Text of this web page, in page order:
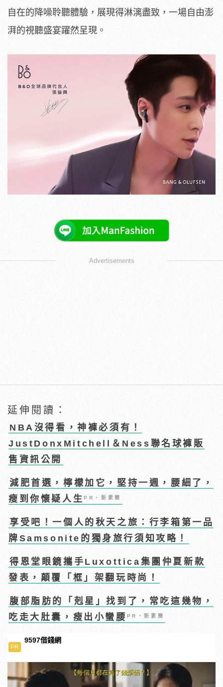
自在的降噪聆聽體驗，展現得淋漓盡致，一場自由澎
湃的視聽盛宴躍然呈現。
Advertisements
延伸閱讀：
NBA沒得看，神褲必須有！
JustDonxMitchell＆Ness聯名球褲販
售資訊公開
減肥首選，檸檬加它，堅持一週，腰細了，
瘦到你懷疑人生PR・新素簡
享受吧！一個人的秋天之旅：行李箱第一品
牌Samsonite的獨身旅行須知攻略！
得恩堂眼鏡攜手Luxottica集團仲夏新款
發表，顛覆「框」架翻玩時尚！
腹部脂肪的「剋星」找到了，常吃這幾物，
吃走大肚囊，瘦出小蠻腰 PR・新素簡
PR
9597借錢網